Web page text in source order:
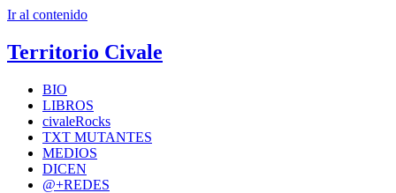
Ir al contenido
Territorio Civale
BIO
LIBROS
civaleRocks
TXT MUTANTES
MEDIOS
DICEN
@+REDES